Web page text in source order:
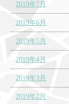
2019年7月
2019年6月
2019年5月
2019年4月
2019年3月
2019年2月